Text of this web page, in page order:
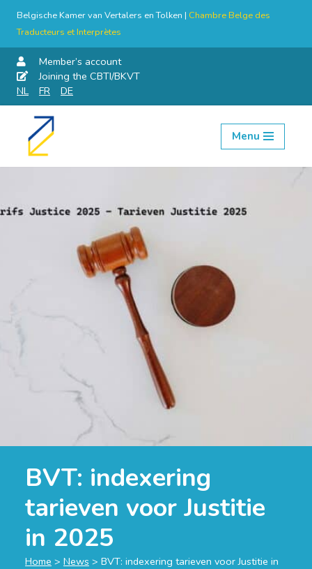
Belgische Kamer van Vertalers en Tolken | Chambre Belge des
Traducteurs et Interprètes
Member’s account
Joining the CBTI/BKVT
NL
FR DE
Skip
Menu
BVT: indexering
tarieven voor Justitie
in 2025
Home > News > BVT: indexering tarieven voor Justitie in